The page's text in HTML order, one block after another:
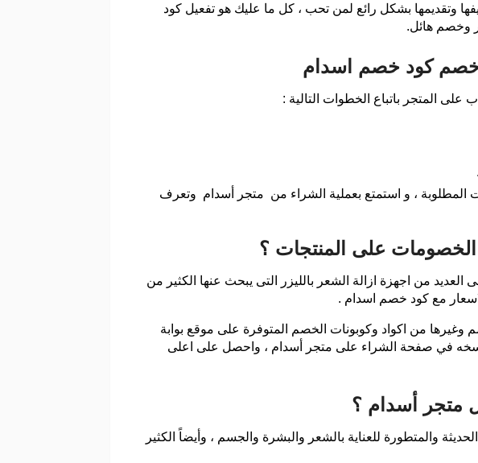
وتقديمها بشكل رائع لمن تحب ، كل ما عليك هو تفعيل كود
خصم كود خصم اسدام
المتجر باتباع الخطوات التالية :
المطلوبة ، و استمتع بعملية الشراء من متجر أسدام وتعرف
على المنتجات ؟
من اجهزة ازالة الشعر بالليزر التى يبحث عنها الكثير من
مع كود خصم اسدام .
كود الخصم الخاص من اسدام 2026 أو اسدام كود خصم وغيرها من اكواد وكوبونات الخصم المتوفرة على موقع بوابة
في صفحة الشراء على متجر أسدام ، واحصل على اعلى
متجر أسدام ؟
والمتطورة للعناية بالشعر والبشرة والجسم ، وأيضاً الكثير